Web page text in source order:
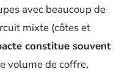
avec beaucoup de
mixte (côtes et
constitue souvent
volume de coffre,